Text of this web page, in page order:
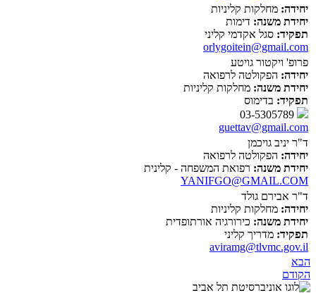
יחידה: מחלקות קליניות
יחידת משנה: דימות
תפקיד: סגל אקדמי קליני
orlygoitein@gmail.com
פרופ' ויקטור גויטע
יחידה: הפקולטה לרפואה
יחידת משנה: מחלקות קליניות
תפקיד: בדימוס
guettav@gmail.com
ד"ר יניב גויכמן
יחידה: הפקולטה לרפואה
יחידת משנה: רפואת המשפחה - קלינית
YANIFGO@GMAIL.COM
ד"ר אבירם גולד
יחידה: מחלקות קליניות
יחידת משנה: כירורגיה אורתופדית
תפקיד: מדריך קליני
aviramg@tlvmc.gov.il
הבא
הקודם